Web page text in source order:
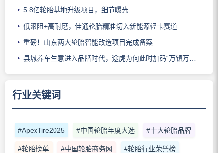
5.8亿轮胎基地升级项目，细节曝光
低滚阻+高耐磨，佳通轮胎精准切入新能源轻卡赛道
重磅！山东两大轮胎智能改造项目完成备案
县城养车生意进入品牌时代，途虎为何此时加码“万镇万店”？
行业关键词
#ApexTire2025 #中国轮胎年度大选 #十大轮胎品牌
#轮胎榜单 #中国轮胎商务网 #轮胎行业荣誉榜